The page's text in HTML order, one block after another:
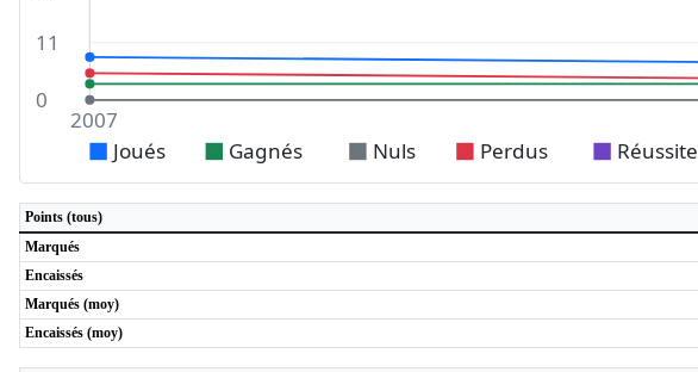
11
0
2007
Joués Gagnés Nuls Perdus Réussite
Points (tous)
Marqués
Encaissés
Marqués (moy)
Encaissés (moy)